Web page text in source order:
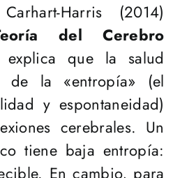
Harris (2014)
del Cerebro
que la salud
de la «entropía» (el
y espontaneidad)
cerebrales. Un
tiene baja entropía:
En cambio, para